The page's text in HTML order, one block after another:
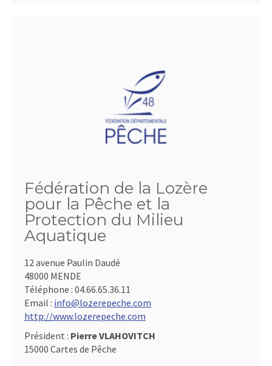
Fédération de la Lozère
pour la Pêche et la
Protection du Milieu
Aquatique
12 avenue Paulin Daudé
48000 MENDE
Téléphone : 04.66.65.36.11
Email : info@lozerepeche.com
http://www.lozerepeche.com
Président : Pierre VLAHOVITCH
15000 Cartes de Pêche